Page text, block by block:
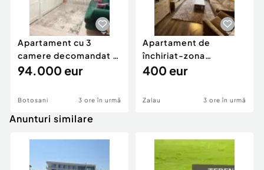
Apartament cu 3
camere decomandat -
renovat - Bucovina -
94.000 eur
Botosani 3 ore în urmă
Apartament de
închiriat-zona
ultracentrală
400 eur
Zalau 3 ore în urmă
Anunturi similare